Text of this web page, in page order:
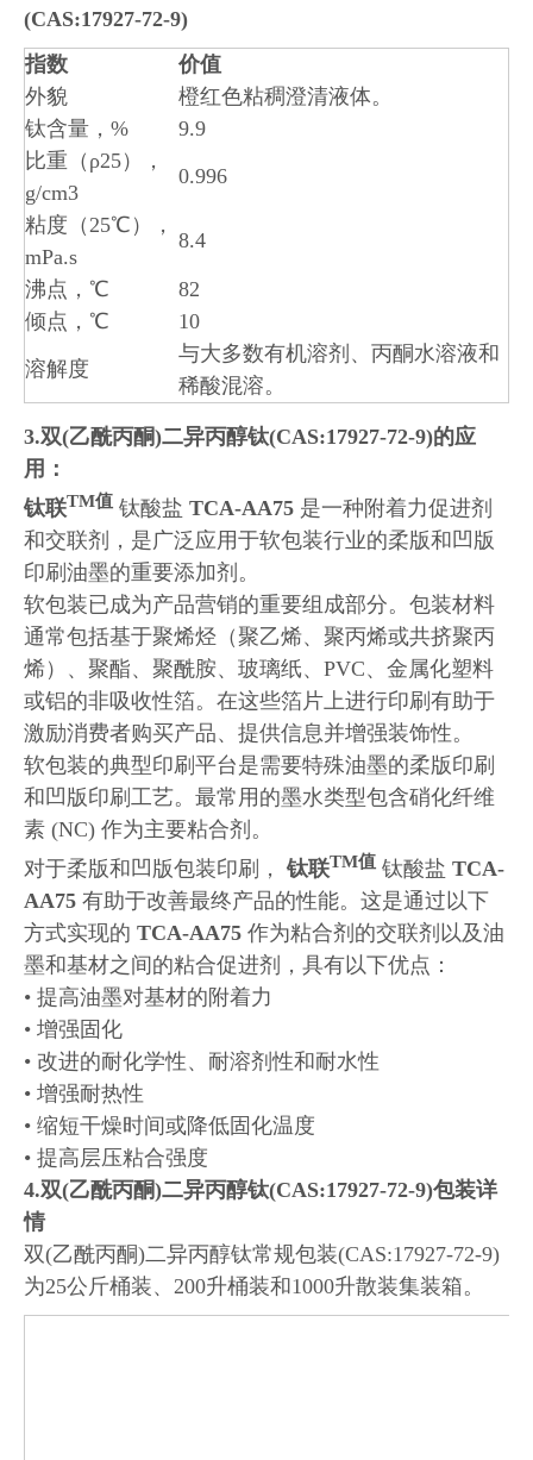
(CAS:17927-72-9)
指数
价值
外貌
橙红色粘稠澄清液体。
钛含量，%
9.9
比重（ρ25），
g/cm3
0.996
粘度（25℃），
mPa.s
8.4
沸点，℃
82
倾点，℃
10
溶解度
与大多数有机溶剂、丙酮水溶液和
稀酸混溶。
3.双(乙酰丙酮)二异丙醇钛(CAS:17927-72-9)的应
用：
钛联TM值 钛酸盐 TCA-AA75 是一种附着力促进剂
和交联剂，是广泛应用于软包装行业的柔版和凹版
印刷油墨的重要添加剂。
软包装已成为产品营销的重要组成部分。包装材料
通常包括基于聚烯烃（聚乙烯、聚丙烯或共挤聚丙
烯）、聚酯、聚酰胺、玻璃纸、PVC、金属化塑料
或铝的非吸收性箔。在这些箔片上进行印刷有助于
激励消费者购买产品、提供信息并增强装饰性。
软包装的典型印刷平台是需要特殊油墨的柔版印刷
和凹版印刷工艺。最常用的墨水类型包含硝化纤维
素 (NC) 作为主要粘合剂。
对于柔版和凹版包装印刷， 钛联TM值 钛酸盐 TCA-
AA75 有助于改善最终产品的性能。这是通过以下
方式实现的 TCA-AA75 作为粘合剂的交联剂以及油
墨和基材之间的粘合促进剂，具有以下优点：
• 提高油墨对基材的附着力
• 增强固化
• 改进的耐化学性、耐溶剂性和耐水性
• 增强耐热性
• 缩短干燥时间或降低固化温度
• 提高层压粘合强度
4.双(乙酰丙酮)二异丙醇钛(CAS:17927-72-9)包装详
情
双(乙酰丙酮)二异丙醇钛常规包装(CAS:17927-72-9)
为25公斤桶装、200升桶装和1000升散装集装箱。